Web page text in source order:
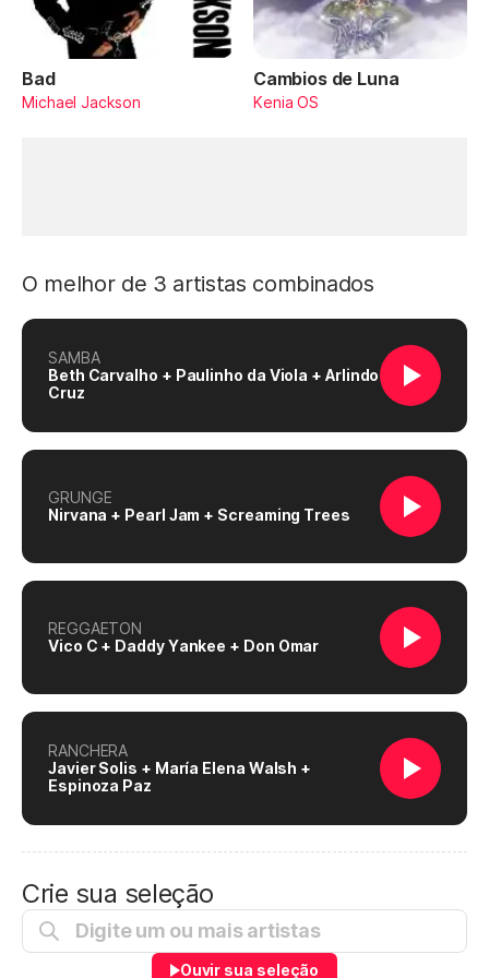
Bad
Michael Jackson
Cambios de Luna
Kenia OS
O melhor de 3 artistas combinados
SAMBA
Beth Carvalho + Paulinho da Viola + Arlindo
Cruz
GRUNGE
Nirvana + Pearl Jam + Screaming Trees
REGGAETON
Vico C + Daddy Yankee + Don Omar
RANCHERA
Javier Solis + María Elena Walsh +
Espinoza Paz
Crie sua seleção
Ouvir sua seleção